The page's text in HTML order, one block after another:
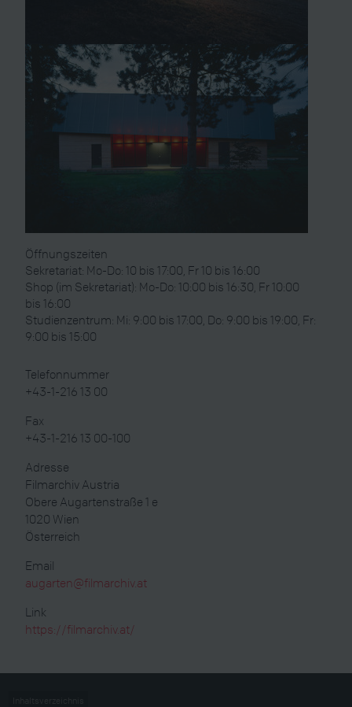
Öffnungszeiten
Sekretariat: Mo-Do: 10 bis 17:00, Fr 10 bis 16:00
Shop (im Sekretariat): Mo-Do: 10:00 bis 16:30, Fr 10:00
bis 16:00
Studienzentrum: Mi: 9:00 bis 17:00, Do: 9:00 bis 19:00, Fr:
9:00 bis 15:00
Telefonnummer
+43-1-216 13 00
Fax
+43-1-216 13 00-100
Adresse
Filmarchiv Austria
Obere Augartenstraße 1 e
1020 Wien
Österreich
Email
augarten@filmarchiv.at
Link
https://filmarchiv.at/